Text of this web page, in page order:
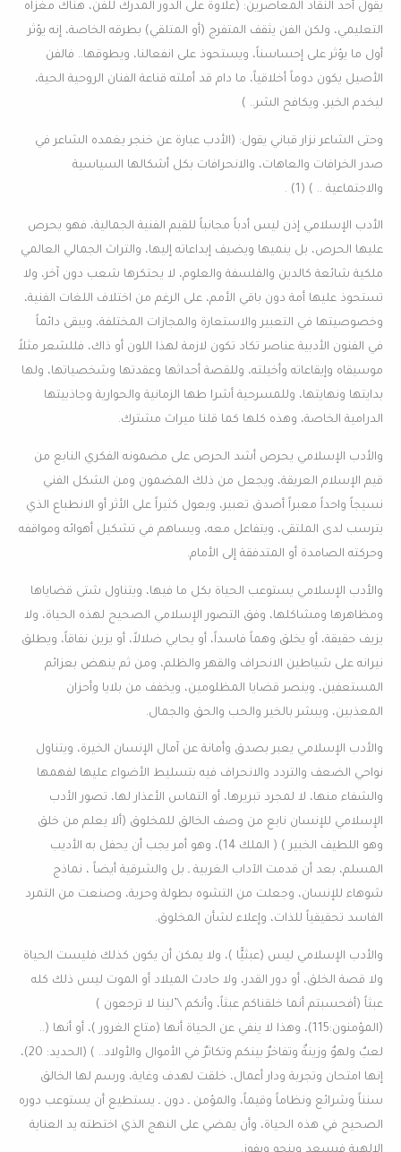
يقول أحد النقاد المعاصرين: (علاوة على الدور المدرك للفن، هناك مغزاه
التعليمي، ولكن الفن يثقف المتفرج (أو المتلقي) بطرقه الخاصة، إنه يؤثر
أول ما يؤثر على إحساسناً، ويستحوذ على انفعالنا، ويطوقها.. فالفن
الأصيل يكون دوماً أخلاقياً، ما دام قد أملته قناعة الفنان الروحية الحية،
ليخدم الخير، ويكافح الشر.. )
وحتى الشاعر نزار قباني يقول: (الأدب عبارة عن خنجر يغمده الشاعر في
صدر الخرافات والعاهات، والانحرافات بكل أشكالها السياسية
والاجتماعية .. ) (1) .
الأدب الإسلامي إذن ليس أدباً مجانباً للقيم الفنية الجمالية، فهو يحرص
عليها الحرص، بل ينميها ويضيف إبداعاته إليها، والتراث الجمالي العالمي
ملكية شائعة كالدين والفلسفة والعلوم، لا يحتكرها شعب دون آخر، ولا
تستحوذ عليها أمة دون باقي الأمم، على الرغم من اختلاف اللغات الفنية،
وخصوصيتها في التعبير والاستعارة والمجازات المختلفة، ويبقى دائماً
في الفنون الأدبية عناصر تكاد تكون لازمة لهذا اللون أو ذاك، فللشعر مثلاً
موسيقاه وإيقاعاته وأخيلته، وللقصة أحداثها وعقدتها وشخصياتها، ولها
بدايتها ونهايتها، وللمسرحية أشرا طها الزمانية والحوارية وجاذبيتها
الدرامية الخاصة، وهذه كلها كما قلنا ميراث مشترك.
والأدب الإسلامي يحرص أشد الحرص على مضمونه الفكري النابع من
قيم الإسلام العريقة، ويجعل من ذلك المضمون ومن الشكل الفني
نسيجاً واحداً معبراً أصدق تعبير، ويعول كثيراً على الأثر أو الانطباع الذي
يترسب لدى الملتقى، ويتفاعل معه، ويساهم في تشكيل أهوائه ومواقفه
وحركته الصامدة أو المتدفقة إلى الأمام.
والأدب الإسلامي يستوعب الحياة بكل ما فيها، ويتناول شتى قضاياها
ومظاهرها ومشاكلها، وفق التصور الإسلامي الصحيح لهذه الحياة، ولا
يزيف حقيقة، أو يخلق وهماً فاسداً، أو يحابي ضلالاً، أو يزين نفاقاً، ويطلق
نيرانه على شياطين الانحراف والقهر والظلم، ومن ثم ينهض بعزائم
المستعفين، وينصر قضايا المظلومين، ويخفف من بلايا وأحزان
المعذبين، ويبشر بالخير والحب والحق والجمال.
والأدب الإسلامي يعبر بصدق وأمانة عن آمال الإنسان الخيرة، ويتناول
نواحي الضعف والتردد والانحراف فيه بتسليط الأضواء عليها لفهمها
والشفاء منها، لا لمجرد تبريرها، أو التماس الأعذار لها، تصور الأدب
الإسلامي للإنسان نابع من وصف الخالق للمخلوق (ألا يعلم من خلق
وهو اللطيف الخبير ) ( الملك 14)، وهو أمر يجب أن يحفل به الأديب
المسلم، بعد أن قدمت الآداب الغربية ـ بل والشرقية أيضاً ، نماذج
شوهاء للإنسان، وجعلت من التشوه بطولة وحرية، وصنعت من التمرد
الفاسد تحقيقياً للذات، وإعلاء لشأن المخلوق.
والأدب الإسلامي ليس (عبثيًّا )، ولا يمكن أن يكون كذلك فليست الحياة
ولا قصة الخلق، أو دور القدر، ولا حادث الميلاد أو الموت ليس ذلك كله
عبثاً (أفحسبتم أنما خلقناكم عبثاً، وأنكم \’لينا لا ترجعون )
(المؤمنون:115)، وهذا لا ينفي عن الحياة أنها (متاع الغرور )، أو أنها (..
لعبٌ ولهوٌ وزينةٌ وتفاخرٌ بينكم وتكاثرٌ في الأموال والأولاد.. ) (الحديد: 20)،
إنها امتحان وتجربة ودار أعمال، خلقت لهدف وغاية، ورسم لها الخالق
سنناً وشرائع ونظاماً وقيماً، والمؤمن ـ دون ـ يستطيع أن يستوعب دوره
الصحيح في هذه الحياة، وأن يمضي على النهج الذي اختطته يد العناية